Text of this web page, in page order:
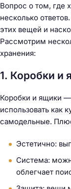
Вопрос о том, где
несколько
этих вещей и
Рассмотрим
хранения:
1. Коробки и
Коробки и ящики
использовать как
самодельные.
Эстетично:
Система:
облегчает